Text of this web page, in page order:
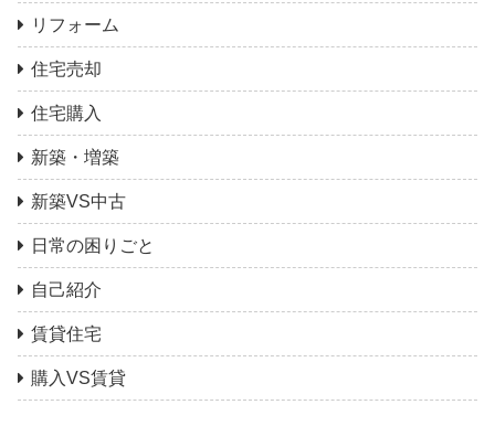
リフォーム
住宅売却
住宅購入
新築・増築
新築VS中古
日常の困りごと
自己紹介
賃貸住宅
購入VS賃貸